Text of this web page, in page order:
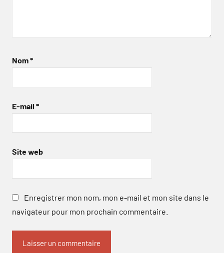
Nom*
E-mail *
Site web
Enregistrer mon nom, mon e-mail et mon site dans le
navigateur pour mon prochain commentaire.